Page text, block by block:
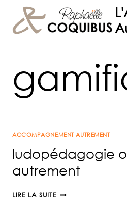
contenu
ACCOMPAGNEMENT AUTREMENT
ludopédagogie
autrement
LIRE LA SUITELUDOPÉDAGOGIE